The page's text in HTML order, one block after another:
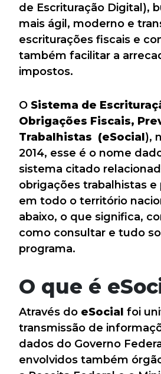
de Escrituração Digital),
mais ágil, moderno e
escriturações fiscais e
também facilitar a
impostos.
O Sistema de
Obrigações Fiscais,
Trabalhistas (eSocial),
2014, esse é o nome
sistema citado
obrigações trabalhistas e
em todo o território
abaixo, o que significa,
como consultar e tudo
programa.
O que é
Através do eSocial foi
transmissão de
dados do Governo
envolvidos também